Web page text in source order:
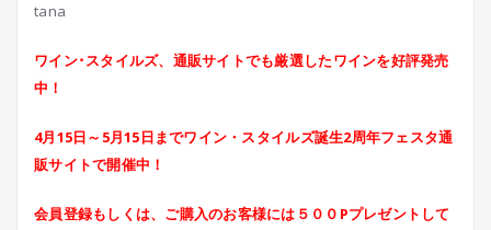
tana
ワイン･スタイルズ、通販サイトでも厳選したワインを好評発売
中！
4月15日～5月15日までワイン・スタイルズ誕生2周年フェスタ通
販サイトで開催中！
会員登録もしくは、ご購入のお客様には５００Pプレゼントして